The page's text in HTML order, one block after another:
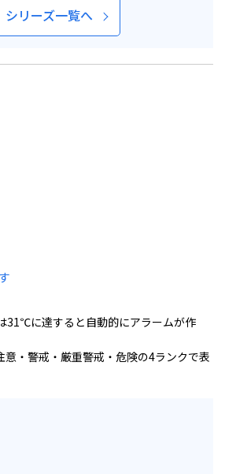
シリーズ一覧へ
31℃に達すると自動的にアラームが作
・警戒・厳重警戒・危険の4ランクで表